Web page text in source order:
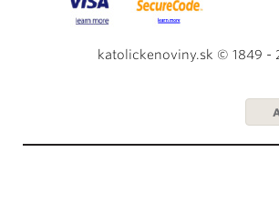
katolickenoviny.sk © 1849 -